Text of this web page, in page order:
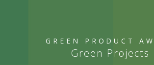
GREEN PRODUCT
Green Projects